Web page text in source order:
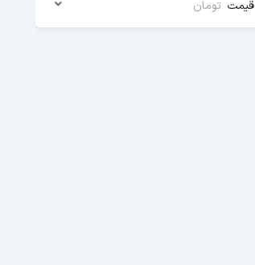
قیمت تومان